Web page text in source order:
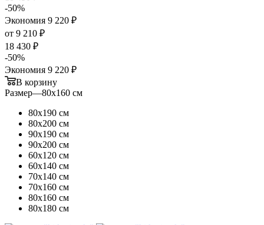
-50%
Экономия 9 220 ₽
от 9 210 ₽
18 430 ₽
-50%
Экономия 9 220 ₽
В корзину
Размер—80х160 см
80х190 см
80х200 см
90х190 см
90х200 см
60х120 см
60х140 см
70х140 см
70х160 см
80х160 см
80х180 см